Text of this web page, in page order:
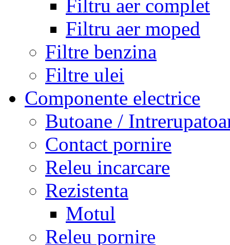
Filtru aer complet
Filtru aer moped
Filtre benzina
Filtre ulei
Componente electrice
Butoane /
Contact pornire
Releu incarcare
Rezistenta
Motul
Releu pornire